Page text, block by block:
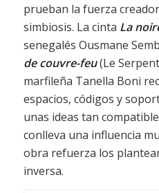
prueban la fuerza
simbiosis. La cinta La
senegalés Ousmane
de couvre-feu(Le
marfileña Tanella Boni
espacios, códigos y
unas ideas tan
conlleva una influencia
obra refuerza los
inversa.